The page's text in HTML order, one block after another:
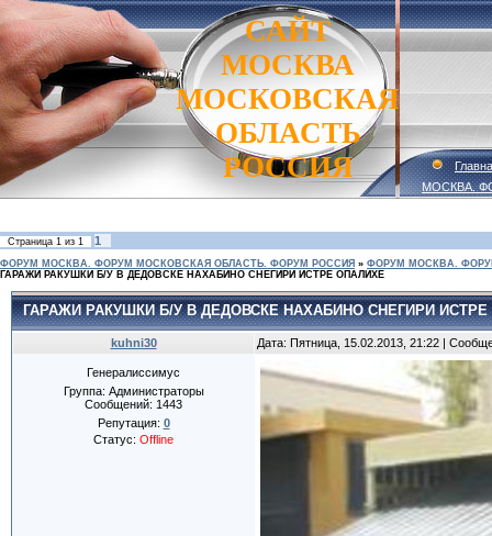
САЙТ
МОСКВА
МОСКОВСКАЯ
ОБЛАСТЬ
РОССИЯ
МОСКВА.
Страница 1 из 1 1
ФОРУМ МОСКВА. ФОРУМ МОСКОВСКАЯ ОБЛАСТЬ. ФОРУМ РОССИЯ » ФОРУМ МОСКВА.
ГАРАЖИ РАКУШКИ Б/У В ДЕДОВСКЕ НАХАБИНО СНЕГИРИ ИСТРЕ ОПАЛИХЕ
ГАРАЖИ РАКУШКИ Б/У В ДЕДОВСКЕ НАХАБИНО СНЕГИРИ
kuhni30 Дата: Пятница, 15.02.2013, 21:22 |
Генералиссимус
Группа: Администраторы
Сообщений: 1443
Репутация: 0
Статус: Offline